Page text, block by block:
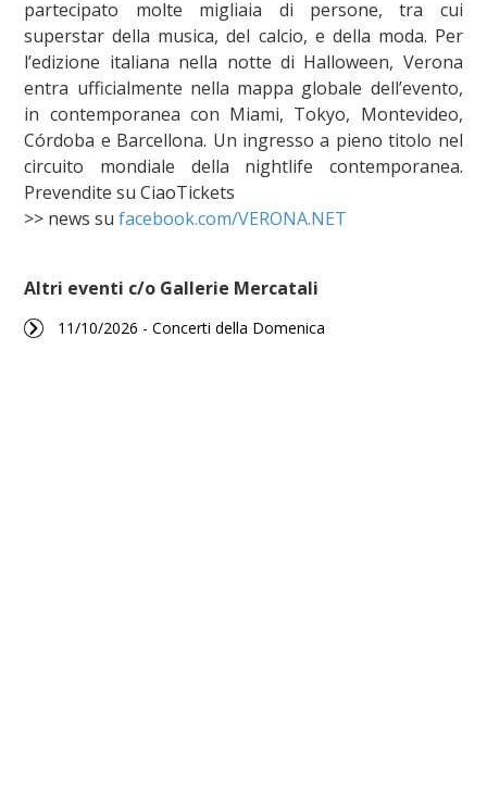
partecipato molte migliaia di persone, tra cui
superstar della musica, del calcio, e della moda. Per
l’edizione italiana nella notte di Halloween, Verona
entra ufficialmente nella mappa globale dell’evento,
in contemporanea con Miami, Tokyo, Montevideo,
Córdoba e Barcellona. Un ingresso a pieno titolo nel
circuito mondiale della nightlife contemporanea.
Prevendite su CiaoTickets
>> news sufacebook.com/VERONA.NET
Altri eventi c/o Gallerie Mercatali
11/10/2026 - Concerti della Domenica